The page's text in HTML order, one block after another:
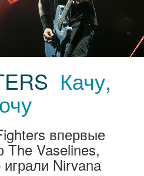
Качу,
впервые
The Vaselines,
играли Nirvana